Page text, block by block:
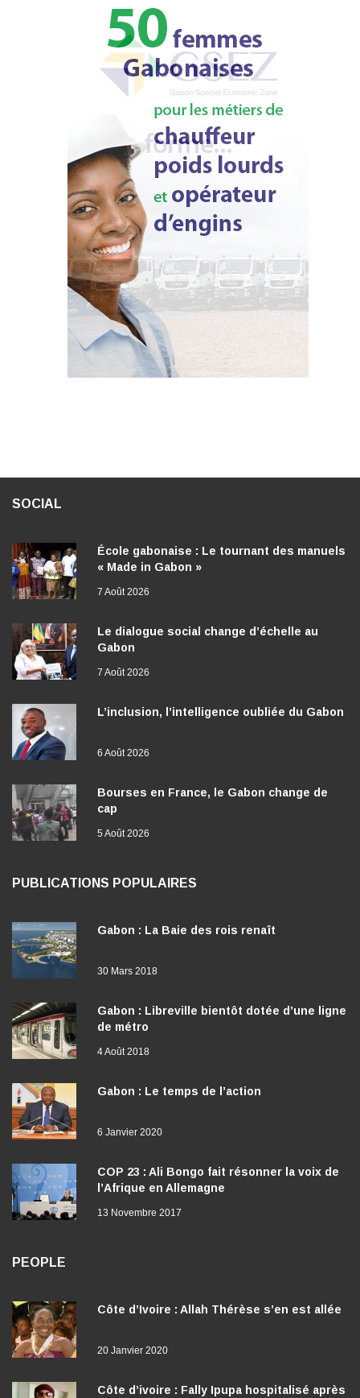
SOCIAL
École gabonaise : Le tournant des manuels
« Made in Gabon »
7 Août 2026
Le dialogue social change d’échelle au
Gabon
7 Août 2026
L’inclusion, l’intelligence oubliée du Gabon
6 Août 2026
Bourses en France, le Gabon change de
cap
5 Août 2026
PUBLICATIONS POPULAIRES
Gabon : La Baie des rois renaît
30 Mars 2018
Gabon : Libreville bientôt dotée d’une ligne
de métro
4 Août 2018
Gabon : Le temps de l’action
6 Janvier 2020
COP 23 : Ali Bongo fait résonner la voix de
l’Afrique en Allemagne
13 Novembre 2017
PEOPLE
Côte d’Ivoire : Allah Thérèse s’en est allée
20 Janvier 2020
Côte d’ivoire : Fally Ipupa hospitalisé après